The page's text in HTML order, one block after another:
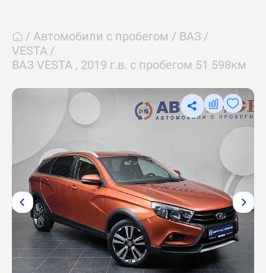
Автомобили с пробегом
ВАЗ
VESTA
ВАЗ VESTA , 2019 г.в. с пробегом 51 598км